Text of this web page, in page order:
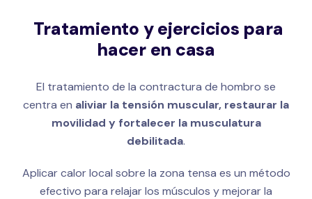
Tratamiento y ejercicios para
hacer en casa
El tratamiento de la contractura de hombro se
centra en aliviar la tensión muscular, restaurar la
movilidad y fortalecer la musculatura
debilitada.
Aplicar calor local sobre la zona tensa es un método
efectivo para relajar los músculos y mejorar la